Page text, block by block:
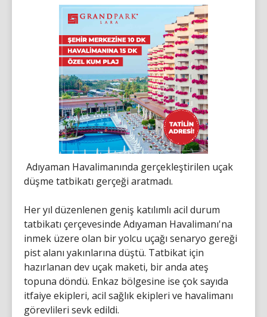
Adıyaman Havalimanında gerçekleştirilen uçak
düşme tatbikatı gerçeği aratmadı.
Her yıl düzenlenen geniş katılımlı acil durum
tatbikatı çerçevesinde Adıyaman Havalimanı'na
inmek üzere olan bir yolcu uçağı senaryo gereği
pist alanı yakınlarına düştü. Tatbikat için
hazırlanan dev uçak maketi, bir anda ateş
topuna döndü. Enkaz bölgesine ise çok sayıda
itfaiye ekipleri, acil sağlık ekipleri ve havalimanı
görevlileri sevk edildi.